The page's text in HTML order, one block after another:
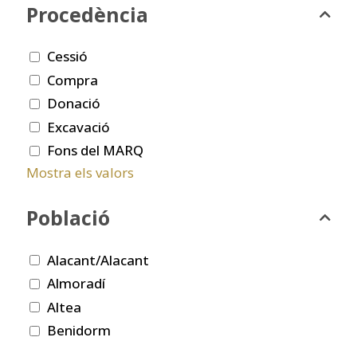
Procedència
Cessió
Compra
Donació
Excavació
Fons del MARQ
Mostra els valors
Població
Alacant/Alacant
Almoradí
Altea
Benidorm